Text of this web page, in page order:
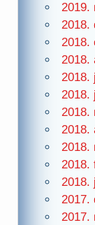
2019.
2018.
2018.
2018.
2018.
2018.
2018.
2018.
2018.
2018.
2018.
2017.
2017.